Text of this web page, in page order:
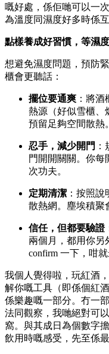
嘅好處，係佢哋可以一
為溫度同濕度好多時係互
點樣養成好習慣，等濕
想避免濕度問題，預防
櫃會更聽話：
擺位要通爽 ：將
熱源（好似雪櫃、
預留足夠空間散熱。
忍手，減少開門
門開開關關。你每
次功夫。
定期清潔 ：按照
散熱網。塵埃積聚
信任，但都要驗證
兩個月，都用你另
confirm 一下，咁就
我個人覺得啦，玩紅酒
解你嘅工具（即係個紅
係樂趣嘅一部分。冇一
法同觀察，我哋絕對可
窩。與其成日為個數字
飲用時嘅感受，先至係最